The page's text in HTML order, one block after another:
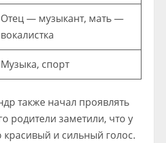
Отец — музыкант, мать —
вокалистка
Музыка, спорт
также начал проявлять
родители заметили, что у
и сильный голос.